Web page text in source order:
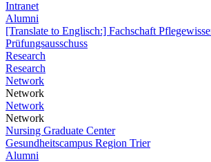
Intranet
Alumni
[Translate to Englisch:] Fachschaft
Prüfungsausschuss
Research
Research
Network
Network
Network
Network
Nursing Graduate Center
Gesundheitscampus Region Trier
Alumni